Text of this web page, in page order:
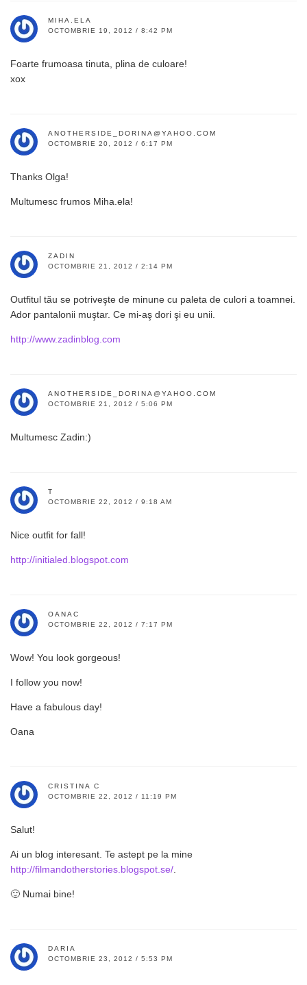
MIHA.ELA
OCTOMBRIE 19, 2012 / 8:42 PM
Foarte frumoasa tinuta, plina de culoare!
xox
ANOTHERSIDE_DORINA@YAHOO.COM
OCTOMBRIE 20, 2012 / 6:17 PM
Thanks Olga!
Multumesc frumos Miha.ela!
ZADIN
OCTOMBRIE 21, 2012 / 2:14 PM
Outfitul tău se potriveşte de minune cu paleta de culori a toamnei.
Ador pantalonii muştar. Ce mi-aş dori şi eu unii.
http://www.zadinblog.com
ANOTHERSIDE_DORINA@YAHOO.COM
OCTOMBRIE 21, 2012 / 5:06 PM
Multumesc Zadin:)
T
OCTOMBRIE 22, 2012 / 9:18 AM
Nice outfit for fall!
http://initialed.blogspot.com
OANAC
OCTOMBRIE 22, 2012 / 7:17 PM
Wow! You look gorgeous!
I follow you now!
Have a fabulous day!
Oana
CRISTINA C
OCTOMBRIE 22, 2012 / 11:19 PM
Salut!
Ai un blog interesant. Te astept pe la mine
http://filmandotherstories.blogspot.se/
🙂 Numai bine!
DARIA
OCTOMBRIE 23, 2012 / 5:53 PM